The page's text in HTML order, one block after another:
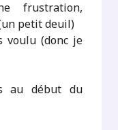
frustration,
petit deuil)
voulu (donc je
au début du